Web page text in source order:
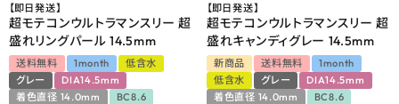
【即日発送】
超モテコンウルトラマンスリー 超
盛れリングパール 14.5mm
送料無料 1month
低含水
グレー
DIA14.5mm
着色直径 14.0mm
BC8.6
【即日発送】
超モテコンウルトラマンスリー 超
盛れキャンディグレー 14.5mm
新商品 送料無料
1month
低含水
グレー
DIA14.5mm
着色直径 14.0mm
BC8.6